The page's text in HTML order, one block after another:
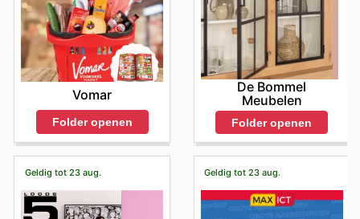
Vomar
Folder openen
De Bommel
Meubelen
Folder openen
Geldig tot 23 aug. Geldig tot 23 aug.